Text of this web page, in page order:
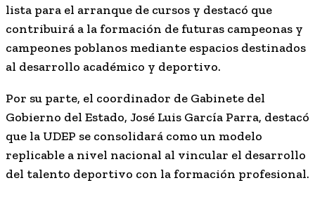
lista para el arranque de cursos y destacó que
contribuirá a la formación de futuras campeonas y
campeones poblanos mediante espacios destinados
al desarrollo académico y deportivo.
Por su parte, el coordinador de Gabinete del
Gobierno del Estado, José Luis García Parra, destacó
que la UDEP se consolidará como un modelo
replicable a nivel nacional al vincular el desarrollo
del talento deportivo con la formación profesional.